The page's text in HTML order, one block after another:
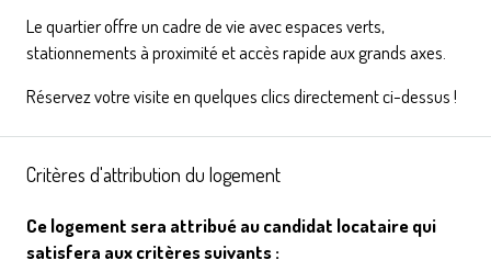
Le quartier offre un cadre de vie avec espaces verts,
stationnements à proximité et accès rapide aux grands axes.
Réservez votre visite en quelques clics directement ci-dessus !
Critères d'attribution du logement
Ce logement sera attribué au candidat locataire qui
satisfera aux critères suivants :